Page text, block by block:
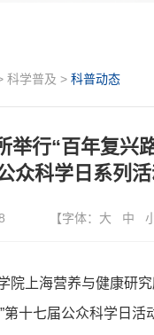
科学普及 > 科普动态
举行“百年复兴
众科学日系列
【字体： 大 中
上海营养与健康研究
第十七届公众科学日活